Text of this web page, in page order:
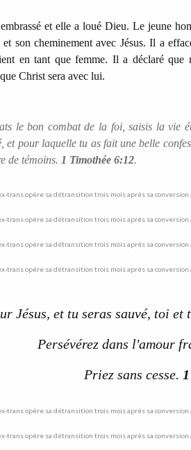
et elle a loué Dieu. Le jeune
son cheminement avec Jésus. Il a
en tant que femme. Il a déclaré que
Christ sera avec lui.
le bon combat de la foi, saisis la vie
et pour laquelle tu as fait une belle
de témoins. 1 Timothée 6:12.
Jésus, et tu seras sauvé, toi
Persévérez dans l'amour
Priez sans cesse.